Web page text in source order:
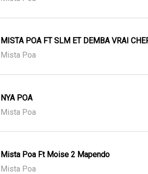
MISTA POA FT SLM ET DEMBA VRAI
Mista Poa
NYA POA
Mista Poa
Mista Poa Ft Moise 2 Mapendo
Mista Poa